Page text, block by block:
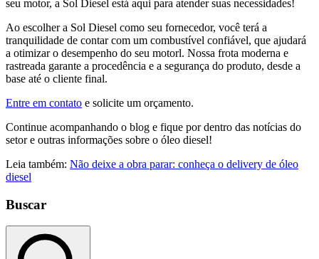
seu motor, a Sol Diesel está aqui para atender suas necessidades!
Ao escolher a Sol Diesel como seu fornecedor, você terá a
tranquilidade de contar com um combustível confiável, que ajudará
a otimizar o desempenho do seu motorl. Nossa frota moderna e
rastreada garante a procedência e a segurança do produto, desde a
base até o cliente final.
Entre em contato e solicite um orçamento.
Continue acompanhando o blog e fique por dentro das notícias do
setor e outras informações sobre o óleo diesel!
Leia também: Não deixe a obra parar: conheça o delivery de óleo
diesel
Buscar